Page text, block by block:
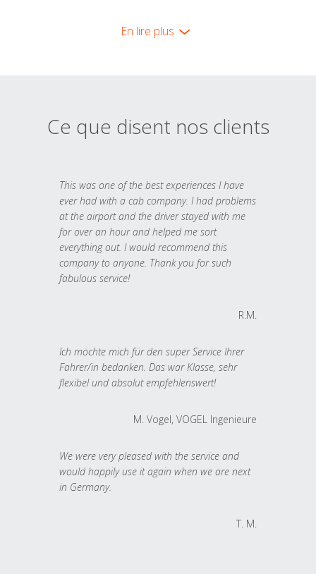
En lire plus
Ce que disent nos clients
This was one of the best experiences I have
ever had with a cab company. I had problems
at the airport and the driver stayed with me
for over an hour and helped me sort
everything out. I would recommend this
company to anyone. Thank you for such
fabulous service!
R.M.
Ich möchte mich für den super Service Ihrer
Fahrer/in bedanken. Das war Klasse, sehr
flexibel und absolut empfehlenswert!
M. Vogel, VOGEL Ingenieure
We were very pleased with the service and
would happily use it again when we are next
in Germany.
T. M.